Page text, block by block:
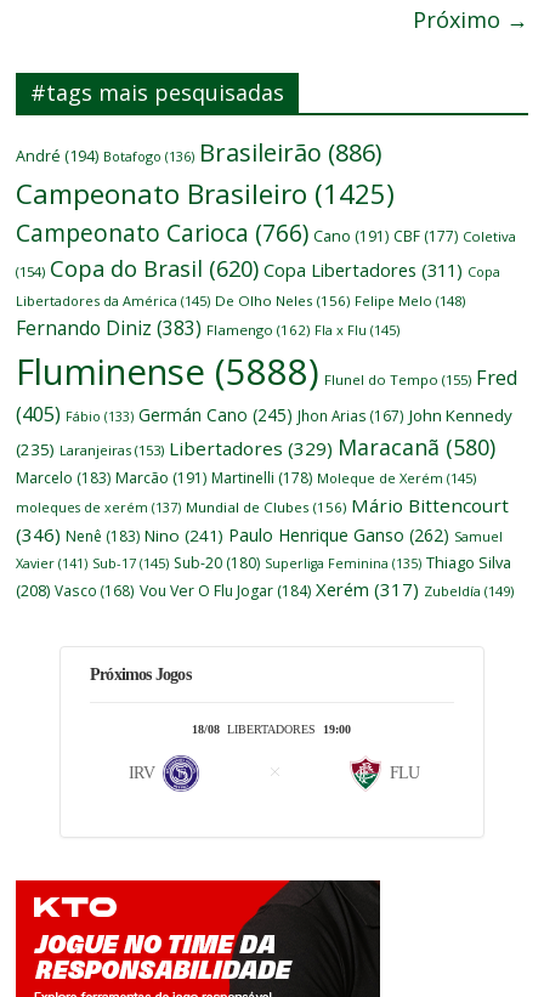
Próximo →
#tags mais pesquisadas
André (194) Botafogo (136) Brasileirão (886)
Campeonato Brasileiro (1425)
Campeonato Carioca (766) Cano (191) CBF (177) Coletiva
(154) Copa do Brasil (620) Copa Libertadores (311) Copa
Libertadores da América (145) De Olho Neles (156) Felipe Melo (148)
Fernando Diniz (383) Flamengo (162) Fla x Flu (145)
Fluminense (5888) Flunel do Tempo (155) Fred
(405) Fábio (133) Germán Cano (245) Jhon Arias (167) John Kennedy
(235) Laranjeiras (153) Libertadores (329) Maracanã (580)
Marcelo (183) Marcão (191) Martinelli (178) Moleque de Xerém (145)
moleques de xerém (137) Mundial de Clubes (156) Mário Bittencourt
(346) Nenê (183) Nino (241) Paulo Henrique Ganso (262) Samuel
Xavier (141) Sub-17 (145) Sub-20 (180) Superliga Feminina (135) Thiago Silva
(208) Vasco (168) Vou Ver O Flu Jogar (184) Xerém (317) Zubeldía (149)
Próximos Jogos
18/08 LIBERTADORES 19:00
IRV FLU